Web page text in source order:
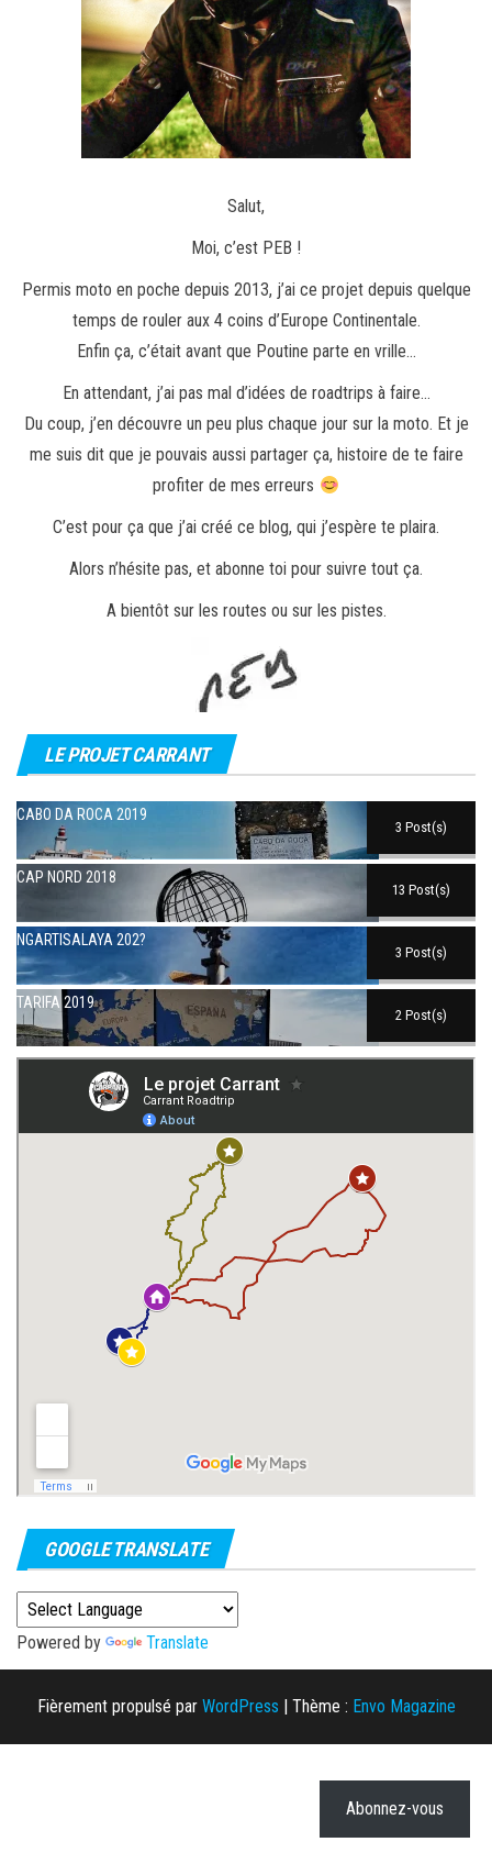
Salut,
Moi, c’est PEB !
Permis moto en poche depuis 2013, j’ai ce projet depuis quelque
temps de rouler aux 4 coins d’Europe Continentale.
Enfin ça, c’était avant que Poutine parte en vrille…
En attendant, j’ai pas mal d’idées de roadtrips à faire…
Du coup, j’en découvre un peu plus chaque jour sur la moto. Et je
me suis dit que je pouvais aussi partager ça, histoire de te faire
profiter de mes erreurs
C’est pour ça que j’ai créé ce blog, qui j’espère te plaira.
Alors n’hésite pas, et abonne toi pour suivre tout ça.
A bientôt sur les routes ou sur les pistes.
LE PROJET CARRANT
CABO DA ROCA 2019
3 Post(s)
CAP NORD 2018
13 Post(s)
NGARTISALAYA 202?
3 Post(s)
TARIFA 2019
2 Post(s)
GOOGLE TRANSLATE
Powered by Translate
Fièrement propulsé par WordPress | Thème : Envo Magazine
Abonnez-vous